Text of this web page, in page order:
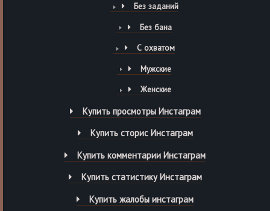
Без заданий
Без бана
С охватом
Мужские
Женские
Купить просмотры Инстаграм
Купить сторис Инстаграм
Купить комментарии Инстаграм
Купить статистику Инстаграм
Купить жалобы инстаграм